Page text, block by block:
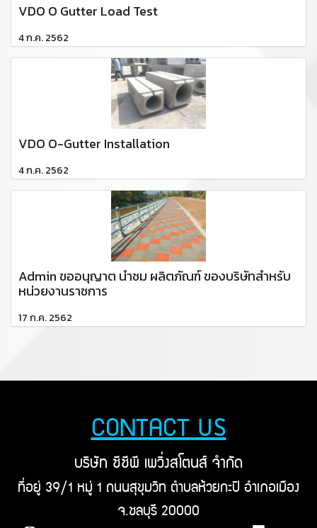
VDO O Gutter Load Test
4 ก.ค. 2562
VDO O-Gutter Installation
4 ก.ค. 2562
Admin ขออนุญาต นำชม ผลิตภัณฑ์ ของบริษัทสำหรับ
หน่วยงานราชการ
17 ก.ค. 2562
CONTACT US
บริษัท ซีซีพี เพวิ่งสโตนส์ จำกัด
ที่อยู่ 39/1 หมู่ 1 ถนนสุขุมวิท ตำบลห้วยกะปิ อำเภอเมือง
จ.ชลบุรี 20000